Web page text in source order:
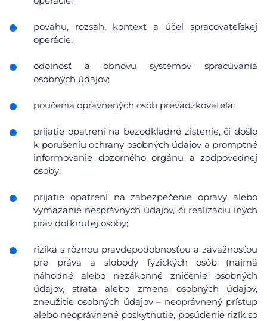
povahu, rozsah, kontext a účel spracovateľskej
operácie;
odolnosť a obnovu systémov spracúvania
osobných údajov;
poučenia oprávnených osôb prevádzkovateľa;
prijatie opatrení na bezodkladné zistenie, či došlo
k porušeniu ochrany osobných údajov a promptné
informovanie dozorného orgánu a zodpovednej
osoby;
prijatie opatrení na zabezpečenie opravy alebo
vymazanie nesprávnych údajov, či realizáciu iných
práv dotknutej osoby;
riziká s rôznou pravdepodobnosťou a závažnosťou
pre práva a slobody fyzických osôb (najmä
náhodné alebo nezákonné zničenie osobných
údajov, strata alebo zmena osobných údajov,
zneužitie osobných údajov – neoprávnený prístup
alebo neoprávnené poskytnutie, posúdenie rizík so